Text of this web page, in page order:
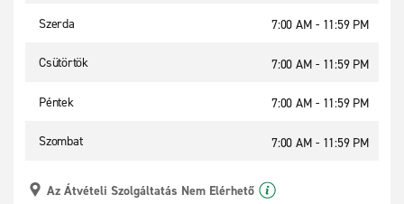
Szerda 7:00 AM - 11:59 PM
Csütörtök 7:00 AM - 11:59 PM
Péntek 7:00 AM - 11:59 PM
Szombat 7:00 AM - 11:59 PM
Az Átvételi Szolgáltatás Nem Elérhető